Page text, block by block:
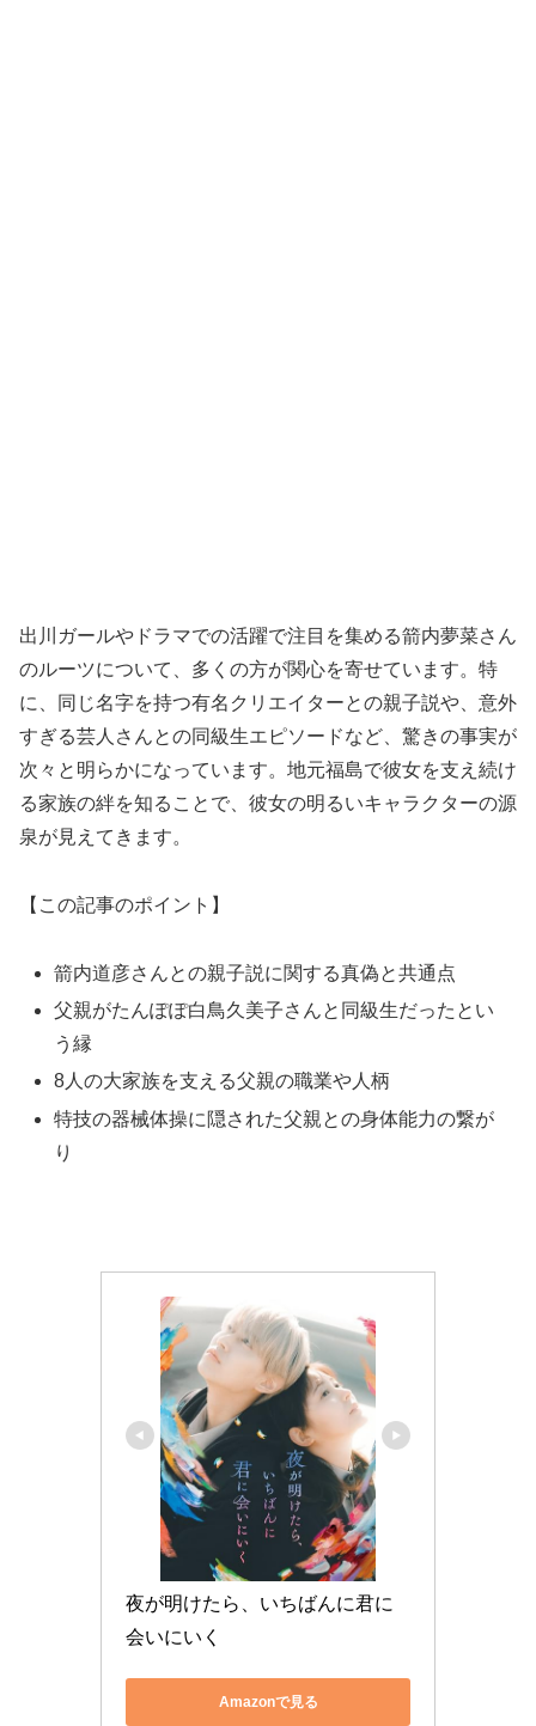
出川ガールやドラマでの活躍で注目を集める箭内夢菜さん
のルーツについて、多くの方が関心を寄せています。特
に、同じ名字を持つ有名クリエイターとの親子説や、意外
すぎる芸人さんとの同級生エピソードなど、驚きの事実が
次々と明らかになっています。地元福島で彼女を支え続け
る家族の絆を知ることで、彼女の明るいキャラクターの源
泉が見えてきます。
【この記事のポイント】
箭内道彦さんとの親子説に関する真偽と共通点
父親がたんぽぽ白鳥久美子さんと同級生だったとい
う縁
8人の大家族を支える父親の職業や人柄
特技の器械体操に隠された父親との身体能力の繋が
り
夜が明けたら、いちばんに君に
会いにいく
Amazonで見る